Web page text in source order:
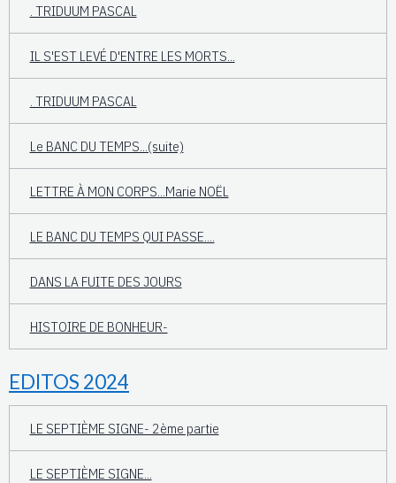
. TRIDUUM PASCAL
IL S'EST LEVÉ D'ENTRE LES MORTS...
. TRIDUUM PASCAL
Le BANC DU TEMPS...(suite)
LETTRE À MON CORPS...Marie NOËL
LE BANC DU TEMPS QUI PASSE....
DANS LA FUITE DES JOURS
HISTOIRE DE BONHEUR-
EDITOS 2024
LE SEPTIÈME SIGNE- 2ème partie
LE SEPTIÈME SIGNE...